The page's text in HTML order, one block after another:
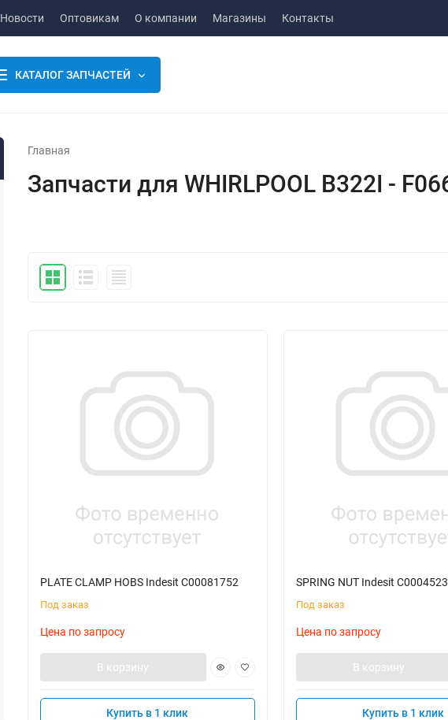
Новости Оптовикам О компании Магазины Контакты
КАТАЛОГ ЗАПЧАСТЕЙ
Главная
Запчасти для WHIRLPOOL B322I -
PLATE CLAMP HOBS Indesit C00081752
Под заказ
Цена по запросу
В корзину
Купить в 1 клик
SPRING NUT Indesit
Под заказ
Цена по запросу
В корзину
Купить в 1 клик